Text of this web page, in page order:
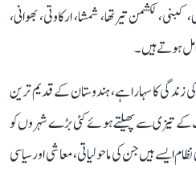
لکشمن تیرتھا، شمشا، ارکاوتی، بھوانی،
ہوتے ہیں۔
کی زندگی کا سہارا ہے، ہندوستان کے قدیم ترین
کے تیزی سے پھیلتے ہوئے کئی بڑے شہروں کو
ایسے ہیں جن کی ماحولیاتی، معاشی اور سیاسی